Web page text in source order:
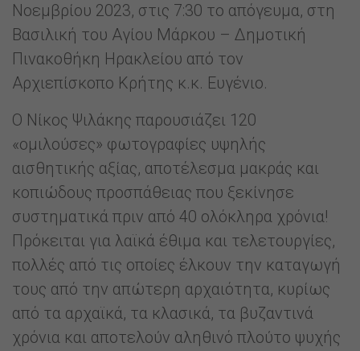
Νοεμβρίου 2023, στις 7:30 το απόγευμα, στη
Βασιλική του Αγίου Μάρκου – Δημοτική
Πινακοθήκη Ηρακλείου από τον
Αρχιεπίσκοπο Κρήτης κ.κ. Ευγένιο.
Ο Νίκος Ψιλάκης παρουσιάζει 120
«ομιλούσες» φωτογραφίες υψηλής
αισθητικής αξίας, αποτέλεσμα μακράς και
κοπιώδους προσπάθειας που ξεκίνησε
συστηματικά πριν από 40 ολόκληρα χρόνια!
Πρόκειται για λαϊκά έθιμα και τελετουργίες,
πολλές από τις οποίες έλκουν την καταγωγή
τους από την απώτερη αρχαιότητα, κυρίως
από τα αρχαϊκά, τα κλασικά, τα βυζαντινά
χρόνια και αποτελούν αληθινό πλούτο ψυχής